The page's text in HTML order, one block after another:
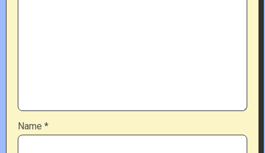
Name *